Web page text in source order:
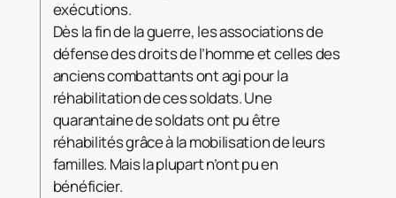
exécutions.
Dès la fin de la guerre, les associations de
défense des droits de l’homme et celles des
anciens combattants ont agi pour la
réhabilitation de ces soldats. Une
quarantaine de soldats ont pu être
réhabilités grâce à la mobilisation de leurs
familles. Mais la plupart n’ont pu en
bénéficier.